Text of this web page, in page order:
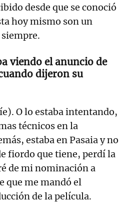
desde que se conoció
hoy mismo son un
viendo el anuncio de
dijeron su
O lo estaba intentando,
técnicos en la
estaba en Pasaia y no
fiordo que tiene, perdí la
de mi nominación a
que me mandó el
de la película.